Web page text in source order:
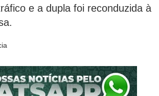
e a dupla foi reconduzida à